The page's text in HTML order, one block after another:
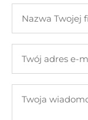
nazwisko
Twojej
adres
mail
wiadomość